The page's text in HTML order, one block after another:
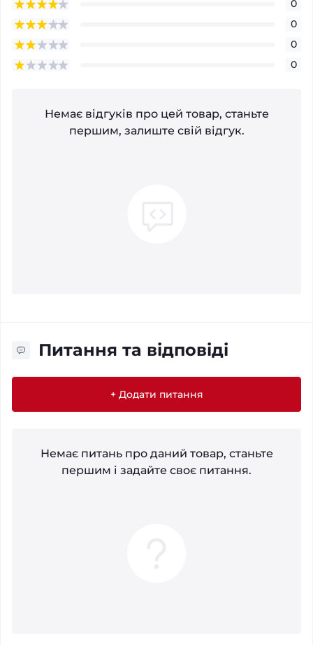
0
0
0
0
Немає відгуків про цей товар, станьте
першим, залиште свій відгук.
Питання та відповіді
+ Додати питання
Немає питань про даний товар, станьте
першим і задайте своє питання.